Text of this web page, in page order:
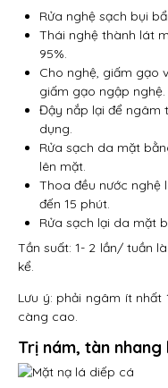
Rửa nghệ sạch bụi
Thái nghệ thành lát
95%.
Cho nghệ, giấm gạo
giấm gạo ngập nghệ.
Đậy nắp lại để ngâm
dụng.
Rửa sạch da mặt
lên mặt.
Thoa đều nước nghệ
đến 15 phút.
Rửa sạch lại da mặt
Tần suất: 1- 2 lần/ tuần
kể.
Lưu ý: phải ngâm ít
càng cao.
Trị nám, tàn